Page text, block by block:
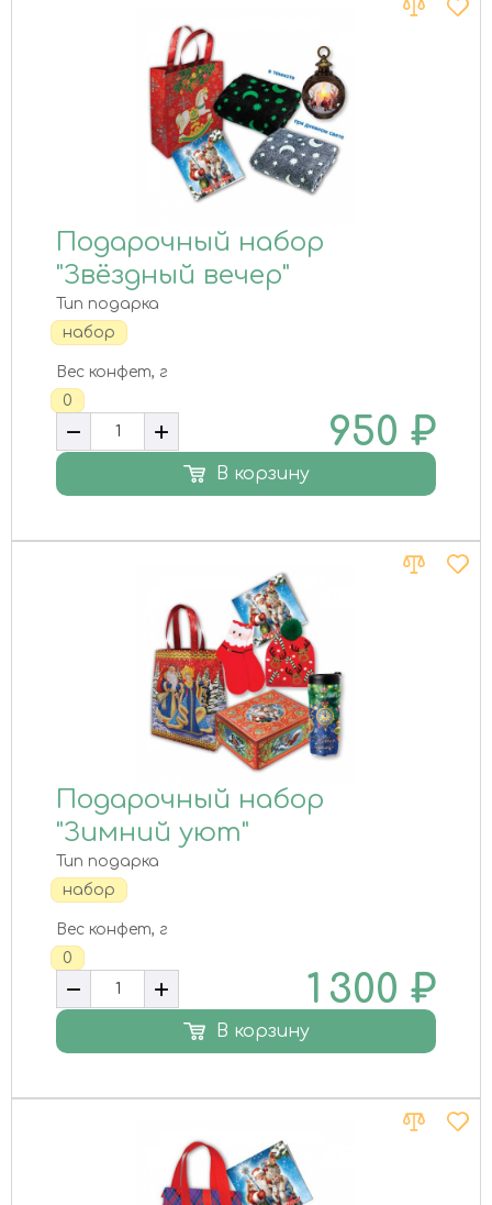
Подарочный набор
"Звёздный вечер"
Тип подарка
набор
Вес конфет, г
0
950 ₽
В корзину
Подарочный набор
"Зимний уют"
Тип подарка
набор
Вес конфет, г
0
1 300 ₽
В корзину